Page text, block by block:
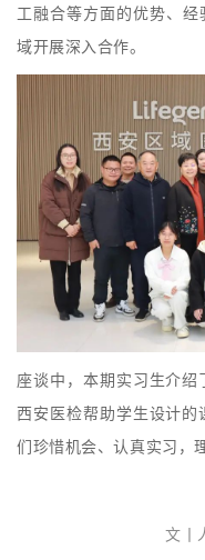
工融合等方面的优势、
域开展深入合作。
座谈中，本期实习生介绍
西安医检帮助学生设计
们珍惜机会、认真实习，
文丨